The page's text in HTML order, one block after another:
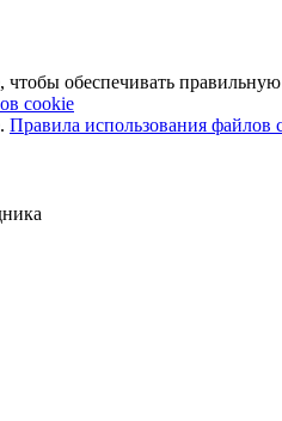
обеспечивать правильную
cookie
Правила использования файлов